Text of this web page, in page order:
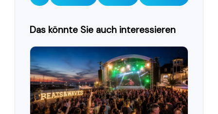
Das könnte Sie auch interessieren